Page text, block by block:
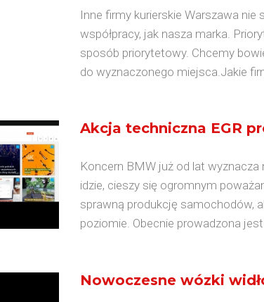
Inne firmy kurierskie Warszawa
współpracy, jak nasza marka.
sposób priorytetowy. Chcemy
do wyznaczonego miejsca.Jakie
Akcja techniczna EGR
Koncern BMW już od lat
idzie, cieszy się ogromnym
sprawną produkcję samochodów,
poziomie. Obecnie prowadzona
Nowoczesne wózki